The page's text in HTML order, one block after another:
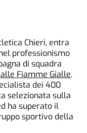
Chieri, entra
professionismo
di squadra
Fiamme Gialle.
dei 400
selezionata sulla
ha superato il
sportivo della